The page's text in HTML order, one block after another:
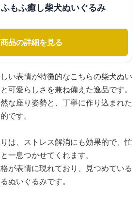
もふ癒し柴犬ぬいぐるみ
商品の詳細を見る
い表情が特徴的なこちらの柴犬ぬい
可愛らしさを兼ね備えた逸品です。
な座り姿勢と、丁寧に作り込まれた
です。
は、ストレス解消にも効果的で、忙
一息つかせてくれます。
が表情に現れており、見つめている
ぬいぐるみです。